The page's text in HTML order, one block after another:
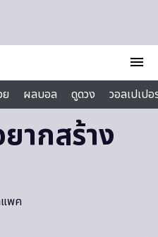
menu
ย ผลบอล ดูดวง
วอลเปเป
ากสร้าง
พค